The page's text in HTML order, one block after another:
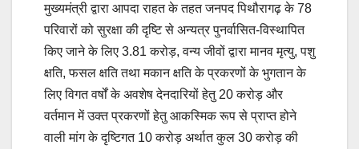
मुख्यमंत्री द्वारा आपदा राहत के तहत जनपद पिथौरागढ़ के 78
परिवारों को सुरक्षा की दृष्टि से अन्यत्र पुनर्वासित-विस्थापित
किए जाने के लिए 3.81 करोड़, वन्य जीवों द्वारा मानव मृत्यु, पशु
क्षति, फसल क्षति तथा मकान क्षति के प्रकरणों के भुगतान के
लिए विगत वर्षों के अवशेष देनदारियों हेतु 20 करोड़ और
वर्तमान में उक्त प्रकरणों हेतु आकस्मिक रूप से प्राप्त होने
वाली मांग के दृष्टिगत 10 करोड़ अर्थात कुल 30 करोड़ की